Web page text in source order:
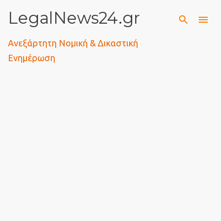
Μετάβαση στο κύριο περιεχόμενο
LegalNews24.gr
Ανεξάρτητη Νομική & Δικαστική
Ενημέρωση